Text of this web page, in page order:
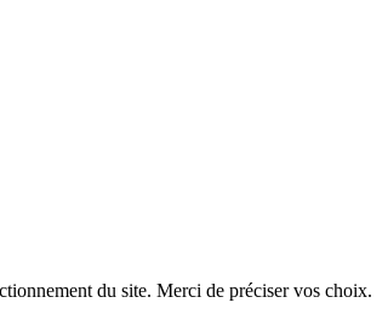
du site. Merci de préciser vos choix.